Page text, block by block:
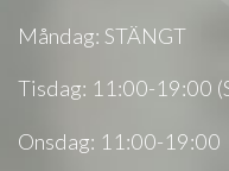
Måndag: STÄNGT
Tisdag: 11:00-19:00
Onsdag: 11:00-19:00